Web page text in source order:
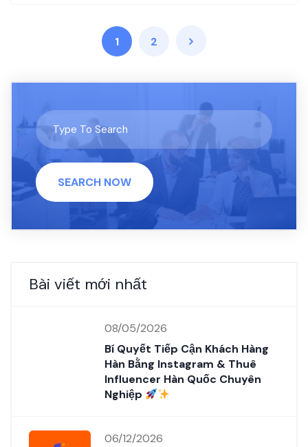
1 2
SEARCH NOW
Bài viết mới nhất
08/05/2026
Bí Quyết Tiếp Cận Khách Hàng
Hàn Bằng Instagram & Thuê
Influencer Hàn Quốc Chuyên
Nghiệp
06/12/2026